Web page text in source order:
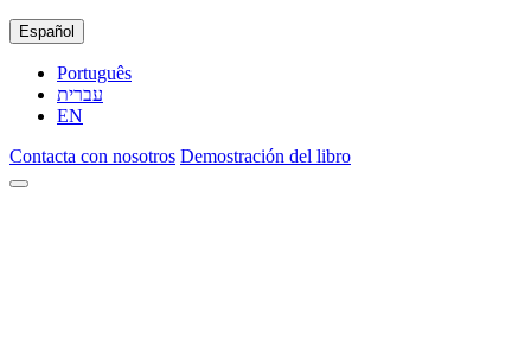
Español
Português
עברית
EN
Contacta con nosotros Demostración del libro